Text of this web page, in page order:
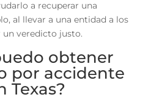
a recuperar una
al llevar a una entidad a los
veredicto justo.
obtener
por accidente
Texas?